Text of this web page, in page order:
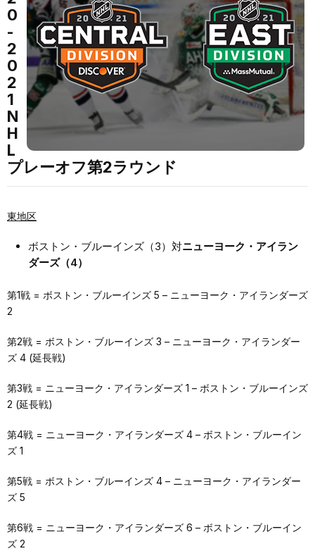
0
-
2
0
2
1
N
H
L
プレーオフ第2ラウンド
東地区
ボストン・ブルーインズ（3）対ニューヨーク・アイラン
ダーズ（4）
第1戦 = ボストン・ブルーインズ 5 – ニューヨーク・アイランダーズ
2
第2戦 = ボストン・ブルーインズ 3 – ニューヨーク・アイランダー
ズ 4 (延長戦)
第3戦 = ニューヨーク・アイランダーズ 1 – ボストン・ブルーインズ
2 (延長戦)
第4戦 = ニューヨーク・アイランダーズ 4 – ボストン・ブルーイン
ズ 1
第5戦 = ボストン・ブルーインズ 4 – ニューヨーク・アイランダー
ズ 5
第6戦 = ニューヨーク・アイランダーズ 6 – ボストン・ブルーイン
ズ 2